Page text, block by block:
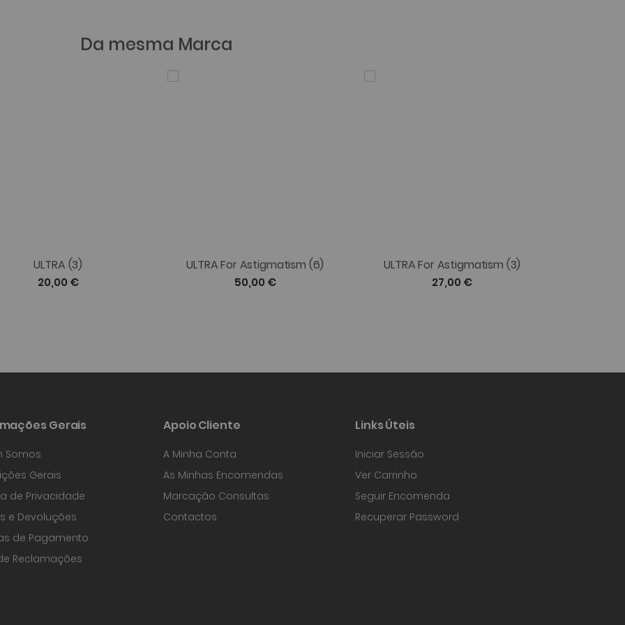
Da mesma Marca
ULTRA (3)
20,00 €
ULTRA For Astigmatism (6)
50,00 €
ULTRA For Astigmatism (3)
27,00 €
Gerais
Somos
Gerais
de Privacidade
e Devoluções
de Pagamento
Reclamações
Apoio Cliente
A Minha Conta
As Minhas Encomendas
Marcação Consultas
Contactos
Links Úteis
Iniciar Sessão
Ver Carrinho
Seguir Encomenda
Recuperar Password